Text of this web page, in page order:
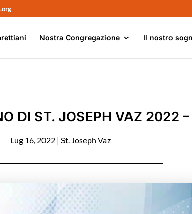
Nostra Congregazione Il nostro
DI ST. JOSEPH VAZ 2022
Lug 16, 2022| St. Joseph Vaz